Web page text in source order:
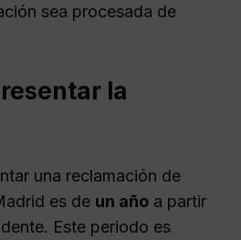
sea procesada de
la
una reclamación de
es de un año a partir
Este periodo es